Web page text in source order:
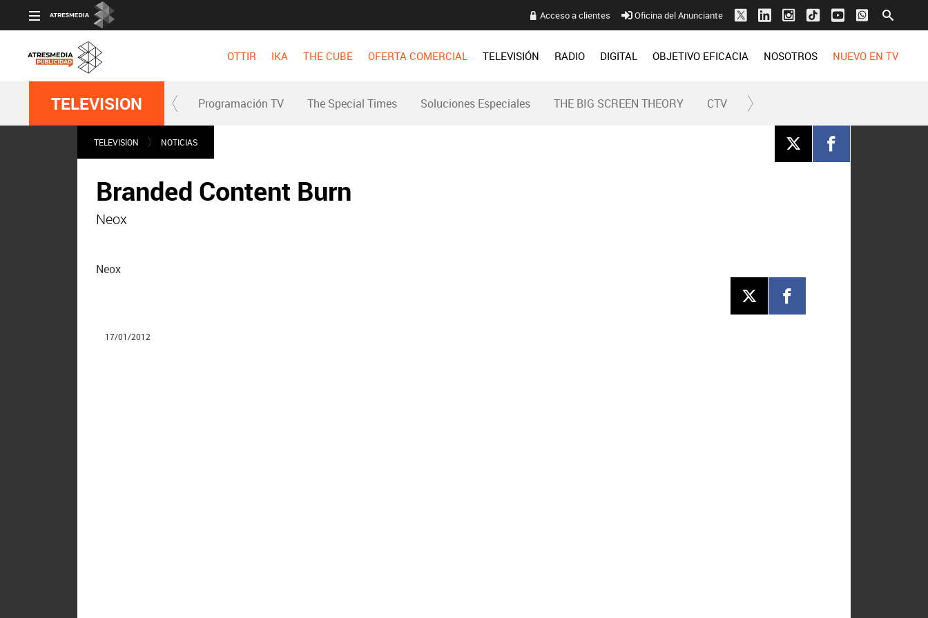
Acceso a clientes Oficina del Anunciante
OTTIR IKA THE CUBE OFERTA COMERCIAL TELEVISIÓN RADIO DIGITAL OBJETIVO EFICACIA NOSOTROS NUEVO EN TV
TELEVISION Programación TV The Special Times Soluciones Especiales THE BIG SCREEN THEORY CTV
TELEVISION NOTICIAS
Branded Content Burn
Neox
Neox
17/01/2012